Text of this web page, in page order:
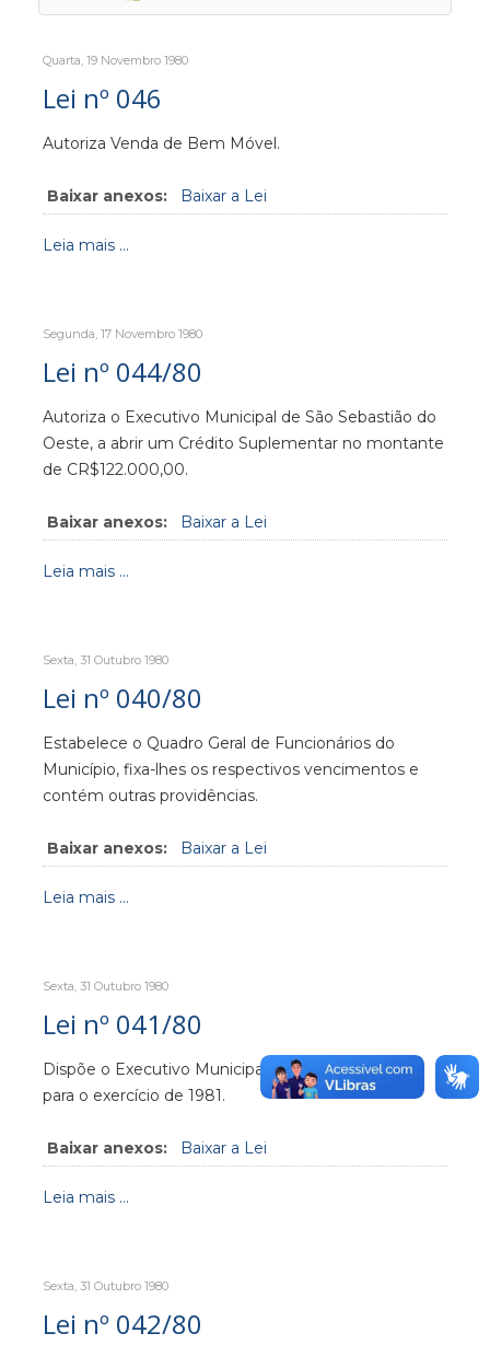
Quarta, 19 Novembro 1980
Lei nº 046
Autoriza Venda de Bem Móvel.
Baixar anexos: Baixar a Lei
Leia mais ...
Segunda, 17 Novembro 1980
Lei nº 044/80
Autoriza o Executivo Municipal de São Sebastião do
Oeste, a abrir um Crédito Suplementar no montante
de CR$122.000,00.
Baixar anexos: Baixar a Lei
Leia mais ...
Sexta, 31 Outubro 1980
Lei nº 040/80
Estabelece o Quadro Geral de Funcionários do
Município, fixa-lhes os respectivos vencimentos e
contém outras providências.
Baixar anexos: Baixar a Lei
Leia mais ...
Sexta, 31 Outubro 1980
Lei nº 041/80
Dispõe o Executivo Municipal o aumento de taxas
para o exercício de 1981.
Baixar anexos: Baixar a Lei
Leia mais ...
Sexta, 31 Outubro 1980
Lei nº 042/80